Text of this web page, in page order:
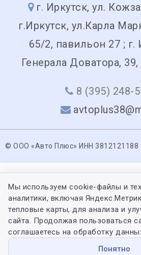
г. Иркутск, ул.
г.Иркутск, ул.Карла
65/2, павильон 27 ; г.
Генерала Доватора,
8 (395) 248-
© ООО «Авто Плюс» ИНН 3812121188
Мы используем cookie-файлы и
аналитики, включая
тепловые карты, для анализа и
сайта. Продолжая пользоваться
соглашаетесь на обработку
Понятно